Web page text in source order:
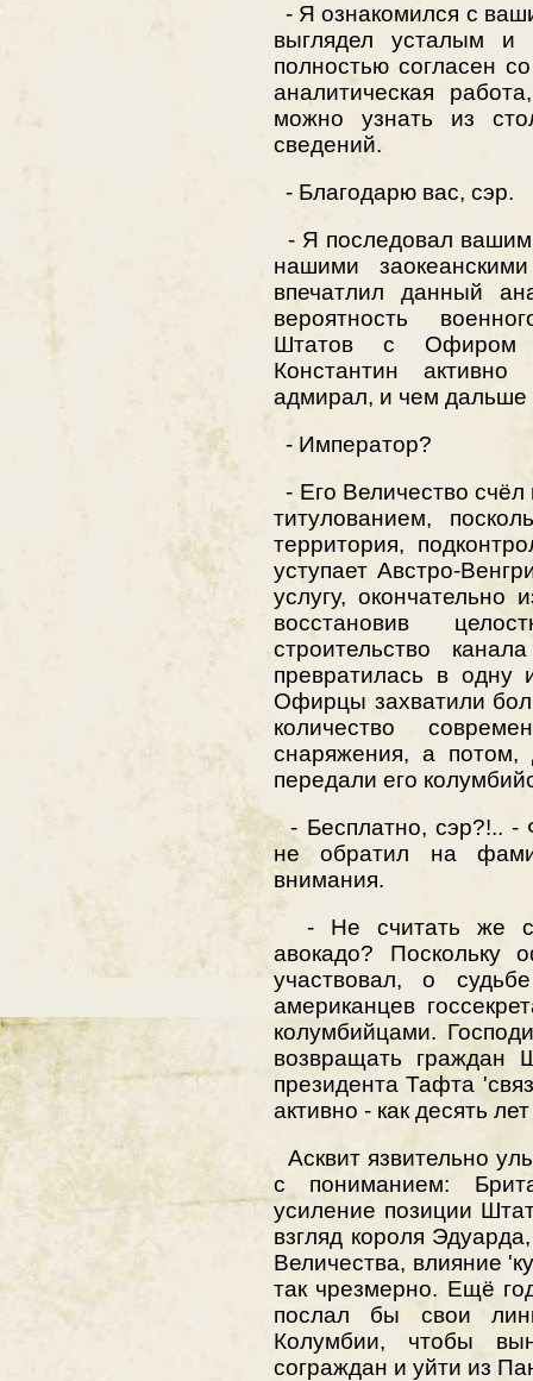
- Я ознакомился с
выглядел усталым и
полностью согласен
аналитическая
можно узнать из
сведений.
- Благодарю вас, сэр.
- Я последовал
нашими
впечатлил данный
вероятность
Штатов с Офиром
Константин
адмирал, и чем
- Император?
- Его Величество
титулованием,
территория,
уступает Австро-
услугу,
восстановив
строительство
превратилась в одну
Офирцы захватили
количество
снаряжения, а потом,
передали его
- Бесплатно, сэр?!.. -
не обратил на
внимания.
- Не считать же
авокадо?
участвовал, о
американцев
колумбийцами.
возвращать граждан
президента Тафта
активно - как десять
Асквит язвительно
с пониманием:
усиление позиции
взгляд короля
Величества, влияние
так чрезмерно. Ещё
послал бы свои
Колумбии, чтобы
сограждан и уйти из